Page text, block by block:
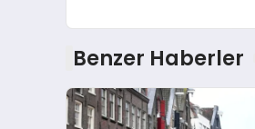
Benzer Haberler